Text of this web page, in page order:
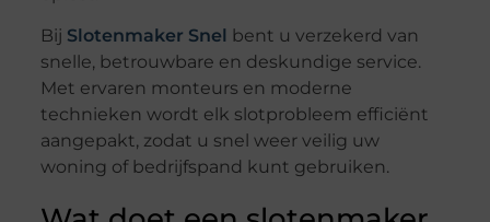
Bij Slotenmaker Snel
bent u verzekerd van
snelle, betrouwbare en deskundige service.
Met ervaren monteurs en moderne
technieken wordt elk slotprobleem efficiënt
aangepakt, zodat u snel weer veilig uw
woning of bedrijfspand kunt gebruiken.